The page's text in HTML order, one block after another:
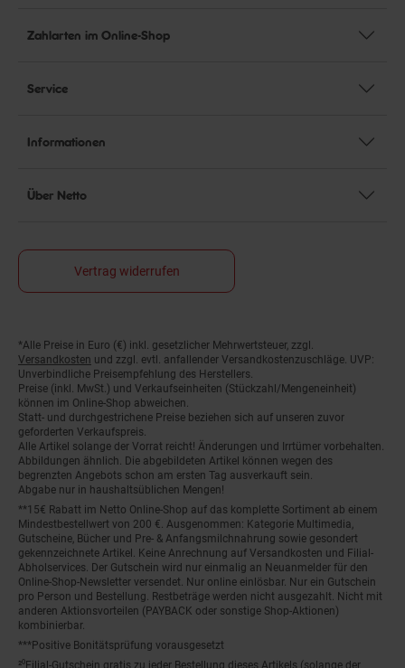
Zahlarten im Online-Shop
Service
Informationen
Über Netto
Vertrag widerrufen
Fußnoten
*Alle Preise in Euro (€) inkl. gesetzlicher Mehrwertsteuer, zzgl.
Versandkosten und zzgl. evtl. anfallender Versandkostenzuschläge. UVP:
Unverbindliche Preisempfehlung des Herstellers.
Preise (inkl. MwSt.) und Verkaufseinheiten (Stückzahl/Mengeneinheit)
können im Online-Shop abweichen.
Statt- und durchgestrichene Preise beziehen sich auf unseren zuvor
geforderten Verkaufspreis.
Alle Artikel solange der Vorrat reicht! Änderungen und Irrtümer vorbehalten.
Abbildungen ähnlich. Die abgebildeten Artikel können wegen des
begrenzten Angebots schon am ersten Tag ausverkauft sein.
Abgabe nur in haushaltsüblichen Mengen!
**15€ Rabatt im Netto Online-Shop auf das komplette Sortiment ab einem
Mindestbestellwert von 200 €. Ausgenommen: Kategorie Multimedia,
Gutscheine, Bücher und Pre- & Anfangsmilchnahrung sowie gesondert
gekennzeichnete Artikel. Keine Anrechnung auf Versandkosten und Filial-
Abholservices. Der Gutschein wird nur einmalig an Neuanmelder für den
Online-Shop-Newsletter versendet. Nur online einlösbar. Nur ein Gutschein
pro Person und Bestellung. Restbeträge werden nicht ausgezahlt. Nicht mit
anderen Aktionsvorteilen (PAYBACK oder sonstige Shop-Aktionen)
kombinierbar.
***Positive Bonitätsprüfung vorausgesetzt
²⁰Filial-Gutschein gratis zu jeder Bestellung dieses Artikels (solange der